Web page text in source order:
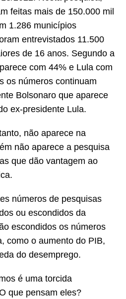
feitas mais de 150.000 mil
1.286 municípios
entrevistados 11.500
de 16 anos. Segundo a
com 44% e Lula com
os números continuam
Bolsonaro que aparece
ex-presidente Lula.
não aparece na
não aparece a pesquisa
que dão vantagem ao
números de pesquisas
ou escondidos da
escondidos os números
como o aumento do PIB,
do desemprego.
é uma torcida
que pensam eles?